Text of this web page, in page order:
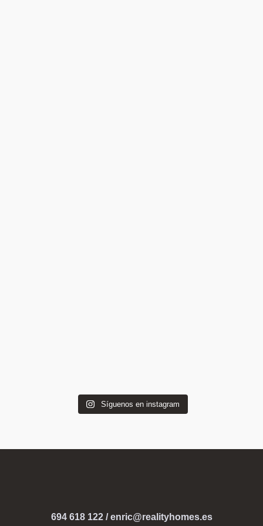
Síguenos en instagram
694 618 122/enric@realityhomes.es